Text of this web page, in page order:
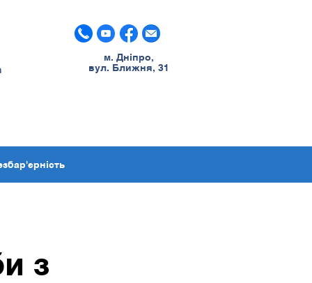
м. Дніпро,
вул. Ближня, 31
з